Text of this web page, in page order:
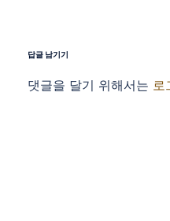
답글 남기기
댓글을 달기 위해서는 로